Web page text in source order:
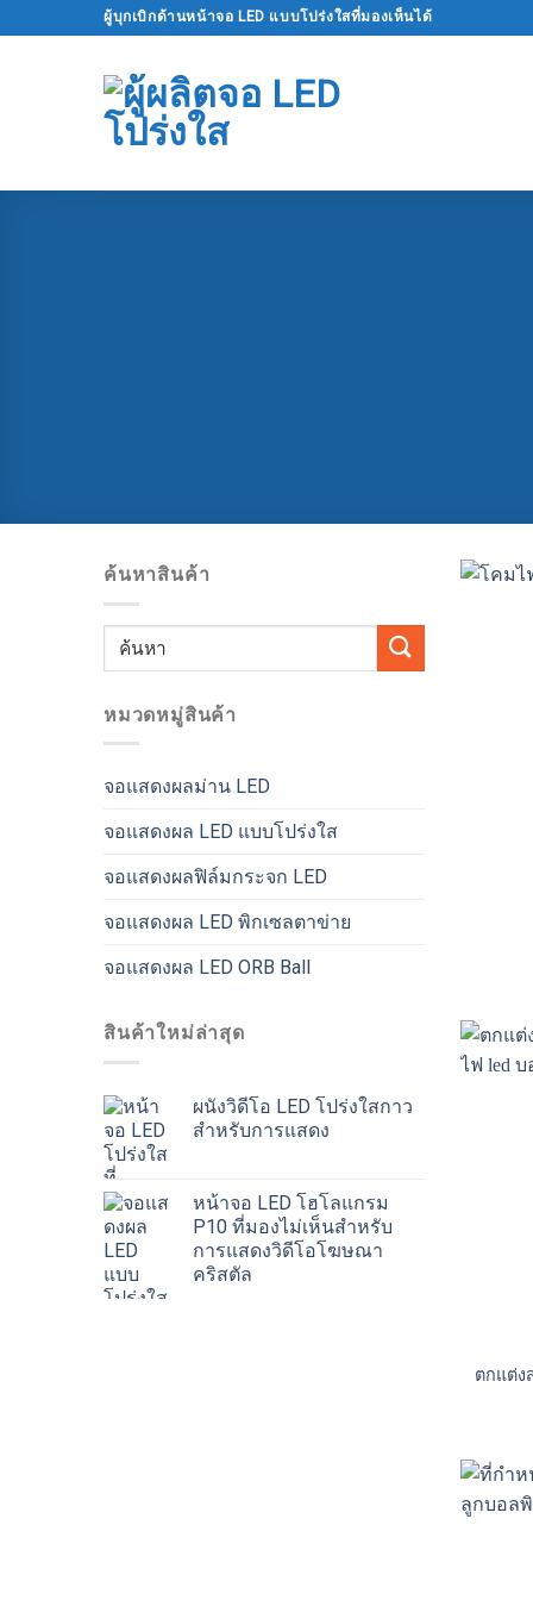
ไป
ผู้บุกเบิกด้านหน้าจอ LED แบบโปร่งใสที่มองเห็นได้
ค้นหาสินค้า
ค้นหา:
หมวดหมู่สินค้า
จอแสดงผลม่าน LED
จอแสดงผล LED แบบโปร่งใส
จอแสดงผลฟิล์มกระจก LED
จอแสดงผล LED พิกเซลตาข่าย
จอแสดงผล LED ORB Ball
สินค้าใหม่ล่าสุด
ผนังวิดีโอ LED โปร่งใสกาว
สำหรับการแสดง
หน้าจอ LED โฮโลแกรม
P10 ที่มองไม่เห็นสำหรับ
การแสดงวิดีโอโฆษณา
คริสตัล
ตกแต่ง